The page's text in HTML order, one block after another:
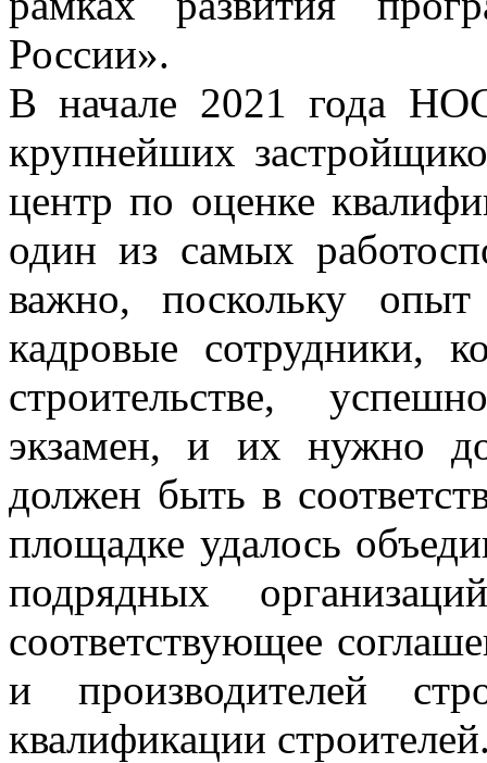
России».
В начале 2021 года
крупнейших
центр по оценке
один из самых
важно, поскольку
кадровые сотрудники,
строительстве,
экзамен, и их нужно
должен быть в
площадке удалось
подрядных
соответствующее
и производителей
квалификации